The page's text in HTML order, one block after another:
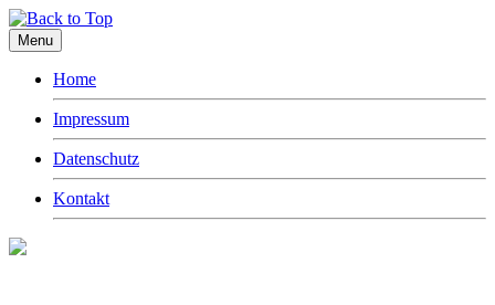
Menu
Home
Impressum
Datenschutz
Kontakt